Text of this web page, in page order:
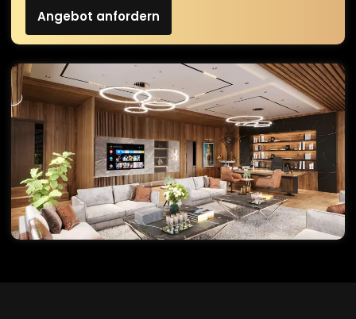
Angebot anfordern